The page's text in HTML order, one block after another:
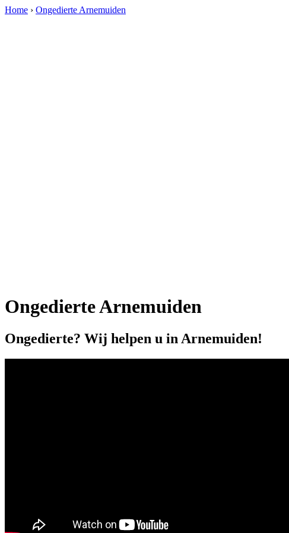
Home › Ongedierte Arnemuiden
Ongedierte Arnemuiden
Ongedierte? Wij helpen u in Arnemuiden!